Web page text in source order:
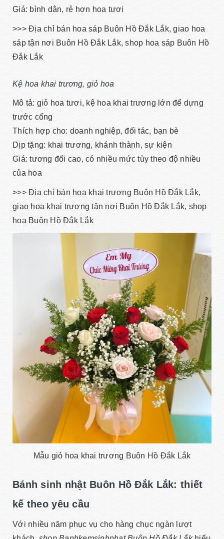
Giá: bình dân, rẻ hơn hoa tươi
>>> Địa chỉ bán hoa sáp Buôn Hồ Đắk Lắk, giao hoa
sáp tận nơi Buôn Hồ Đắk Lắk, shop hoa sáp Buôn Hồ
Đắk Lắk
Kệ hoa khai trương, giỏ hoa
Mô tả: giỏ hoa tươi, kệ hoa khai trương lớn để dựng
trước cổng
Thích hợp cho: doanh nghiệp, đối tác, bạn bè
Dịp tặng: khai trương, khánh thành, sự kiện
Giá: tương đối cao, có nhiều mức tùy theo độ nhiều
của hoa
>>> Địa chỉ bán hoa khai trương Buôn Hồ Đắk Lắk,
giao hoa khai trương tận nơi Buôn Hồ Đắk Lắk, shop
hoa Buôn Hồ Đắk Lắk
Mẫu giỏ hoa khai trương Buôn Hồ Đắk Lắk
Bánh sinh nhật Buôn Hồ Đắk Lắk: thiết
kế theo yêu cầu
Với nhiều năm phục vụ cho hàng chục ngàn lượt